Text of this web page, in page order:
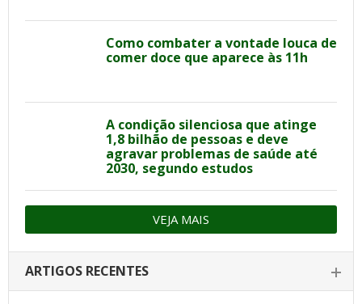
Como combater a vontade louca de
comer doce que aparece às 11h
A condição silenciosa que atinge
1,8 bilhão de pessoas e deve
agravar problemas de saúde até
2030, segundo estudos
VEJA MAIS
ARTIGOS RECENTES